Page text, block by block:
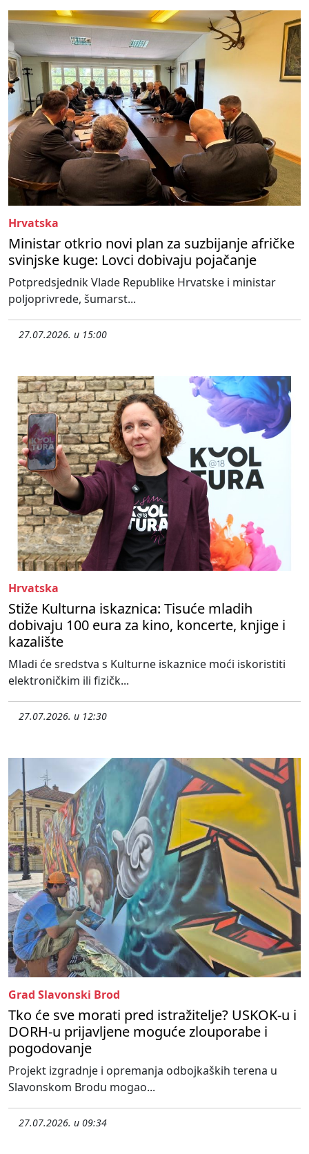
Hrvatska
Ministar otkrio novi plan za suzbijanje afričke
svinjske kuge: Lovci dobivaju pojačanje
Potpredsjednik Vlade Republike Hrvatske i ministar
poljoprivrede, šumarst...
27.07.2026. u 15:00
Hrvatska
Stiže Kulturna iskaznica: Tisuće mladih
dobivaju 100 eura za kino, koncerte, knjige i
kazalište
Mladi će sredstva s Kulturne iskaznice moći iskoristiti
elektroničkim ili fizičk...
27.07.2026. u 12:30
Grad Slavonski Brod
Tko će sve morati pred istražitelje? USKOK-u i
DORH-u prijavljene moguće zlouporabe i
pogodovanje
Projekt izgradnje i opremanja odbojkaških terena u
Slavonskom Brodu mogao...
27.07.2026. u 09:34